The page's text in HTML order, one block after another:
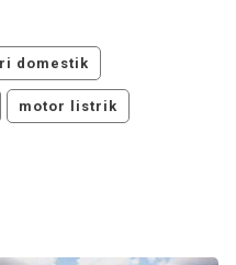
domestik
motor listrik